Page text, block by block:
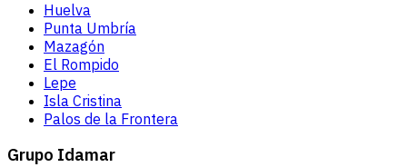
Huelva
Punta Umbría
Mazagón
El Rompido
Lepe
Isla Cristina
Palos de la Frontera
Grupo Idamar